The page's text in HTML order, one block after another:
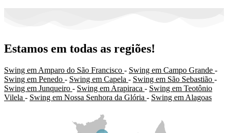
Estamos em todas as regiões!
Swing em Amparo do São Francisco - Swing em Campo Grande -
Swing em Penedo - Swing em Capela - Swing em São Sebastião -
Swing em Junqueiro - Swing em Arapiraca - Swing em Teotônio
Vilela - Swing em Nossa Senhora da Glória - Swing em Alagoas